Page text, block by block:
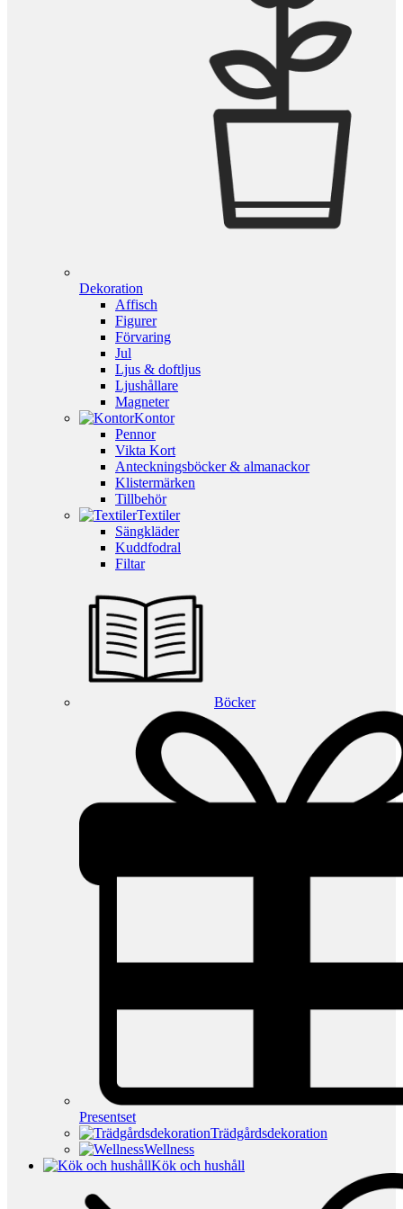
Dekoration
Affisch
Figurer
Förvaring
Jul
Ljus & doftljus
Ljushållare
Magneter
Kontor
Pennor
Vikta Kort
Anteckningsböcker & almanackor
Klistermärken
Tillbehör
Textiler
Sängkläder
Kuddfodral
Filtar
Böcker
Presentset
Trädgårdsdekoration
Wellness
Kök och hushåll